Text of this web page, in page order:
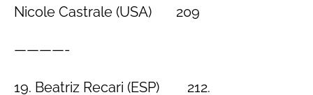
Nicole Castrale (USA) 209
————-
19. Beatriz Recari (ESP) 212.